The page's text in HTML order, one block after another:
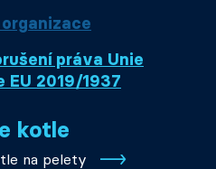
práva Unie
EU 2019/1937
kotle
na pelety